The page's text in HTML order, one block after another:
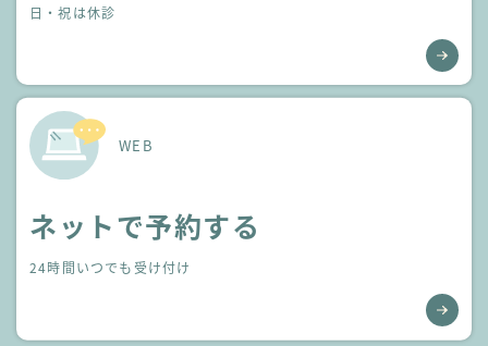
日・祝は休診
WEB
ネットで予約する
24時間いつでも受け付け